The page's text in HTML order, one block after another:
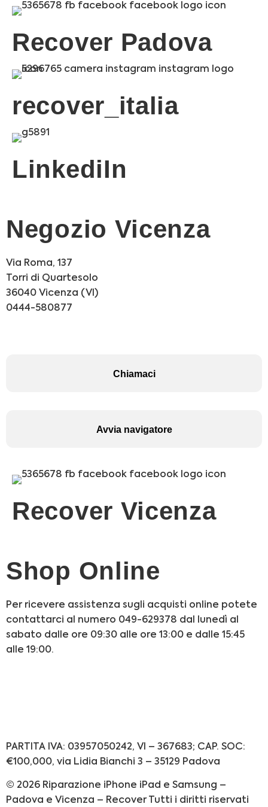
Recover Padova
recover_italia
LinkediIn
Negozio Vicenza
Via Roma, 137
Torri di Quartesolo
36040 Vicenza (VI)
0444-580877
Chiamaci
Avvia navigatore
Recover Vicenza
Shop Online
Per ricevere assistenza sugli acquisti online potete
contattarci al numero 049-629378 dal lunedì al
sabato dalle ore 09:30 alle ore 13:00 e dalle 15:45
alle 19:00.
PARTITA IVA: 03957050242, VI – 367683; CAP. SOC:
€100,000, via Lidia Bianchi 3 – 35129 Padova
© 2026 Riparazione iPhone iPad e Samsung –
Padova e Vicenza – Recover Tutti i diritti riservati